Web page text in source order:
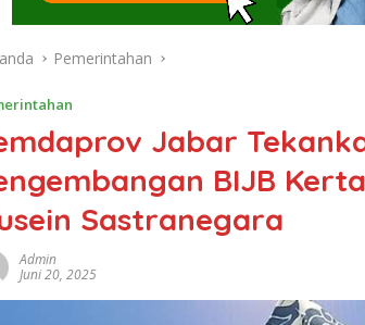
Pemerintahan
Jabar
BIJB
Sastranegara
Admin
Juni 20, 2025